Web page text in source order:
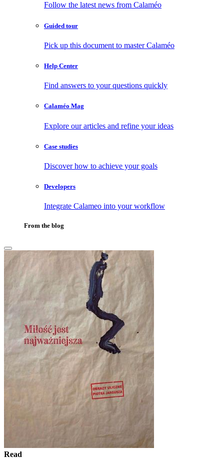
Follow the latest news from Calaméo
Guided tour
Pick up this document to master Calaméo
Help Center
Find answers to your questions quickly
Calaméo Mag
Explore our articles and refine your ideas
Case studies
Discover how to achieve your goals
Developers
Integrate Calameo into your workflow
From the blog
Read